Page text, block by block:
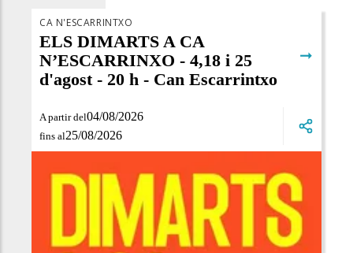
A partir del04/08/2026
fins al25/08/2026
CA N'ESCARRINTXO
ELS DIMARTS A CA
N’ESCARRINXO - 4,18 i 25
d'agost - 20 h - Can Escarrintxo
➞